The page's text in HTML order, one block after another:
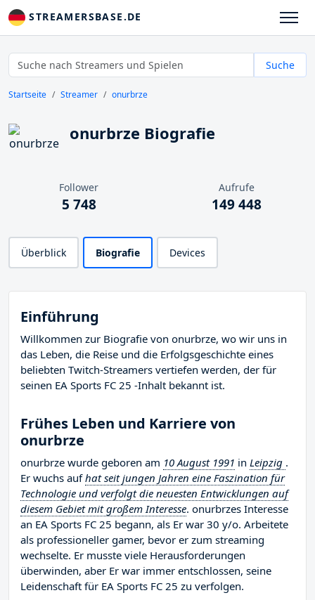
STREAMERSBASE.DE
Suche
Startseite Streamer onurbrze
onurbrze Biografie
Follower
5 748
Aufrufe
149 448
Überblick Biografie Devices
Einführung
Willkommen zur Biografie von onurbrze, wo wir uns in
das Leben, die Reise und die Erfolgsgeschichte eines
beliebten Twitch-Streamers vertiefen werden, der für
seinen EA Sports FC 25 -Inhalt bekannt ist.
Frühes Leben und Karriere von
onurbrze
onurbrze wurde geboren am 10 August 1991 in Leipzig .
Er wuchs aufhat seit jungen Jahren eine Faszination für
Technologie und verfolgt die neuesten Entwicklungen auf
diesem Gebiet mit großem Interesse. onurbrzes Interesse
an EA Sports FC 25 begann, als Er war 30 y/o. Arbeitete
als professioneller gamer, bevor er zum streaming
wechselte. Er musste viele Herausforderungen
überwinden, aber Er war immer entschlossen, seine
Leidenschaft für EA Sports FC 25 zu verfolgen.